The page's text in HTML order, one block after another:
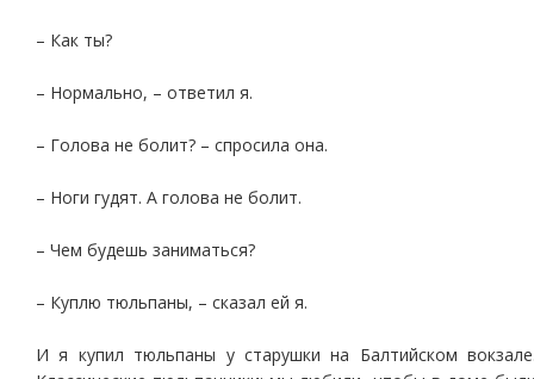
– Как ты?
– Нормально, – ответил я.
– Голова не болит? – спросила она.
– Ноги гудят. А голова не болит.
– Чем будешь заниматься?
– Куплю тюльпаны, – сказал ей я.
И я купил тюльпаны у старушки на Балтийском